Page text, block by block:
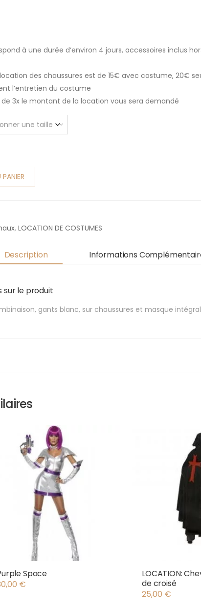
à une durée d’environ 4 jours, accessoires inclus
des chaussures est de 15€ avec costume, 20€
l’entretien du costume
3x le montant de la location vous sera demandé
, LOCATION DE COSTUMES
Description Informations
sur le produit
gants blanc, sur chaussures et masque intégral
Space
€
LOCATION:
de croisé
25,00 €